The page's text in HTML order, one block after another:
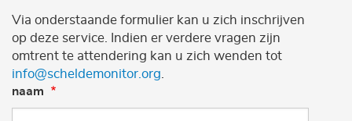
Via onderstaande formulier kan u zich inschrijven
op deze service. Indien er verdere vragen zijn
omtrent te attendering kan u zich wenden tot
info@scheldemonitor.org
naam